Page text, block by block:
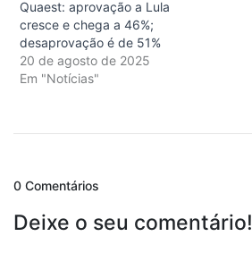
Quaest: aprovação a Lula
cresce e chega a 46%;
desaprovação é de 51%
20 de agosto de 2025
Em "Notícias"
0 Comentários
Deixe o seu comentário!